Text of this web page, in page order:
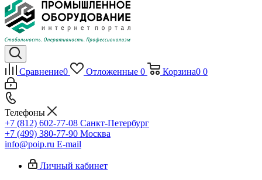
Сравнение0 Отложенные 0 Корзина0 0
Телефоны
+7 (812) 602-77-08 Санкт-Петербург
+7 (499) 380-77-90 Москва
info@poip.ru E-mail
Личный кабинет